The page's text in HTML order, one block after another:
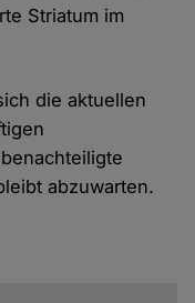
Striatum im
die aktuellen
abzuwarten.